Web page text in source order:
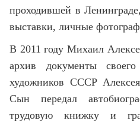
проходившей в
выставки, личные
В 2011 году Михаил
архив документы
художников СССР
Сын передал
трудовую книжку и